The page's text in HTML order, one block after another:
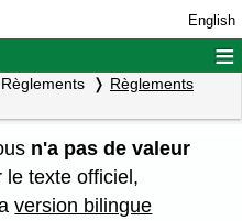
English
≡
Règlements
Règlements
n'a pas de valeur
le texte officiel,
version bilingue